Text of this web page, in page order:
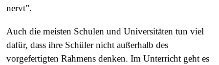
nervt”.
Auch die meisten Schulen und Universitäten tun viel
dafür, dass ihre Schüler nicht außerhalb des
vorgefertigten Rahmens denken. Im Unterricht geht es